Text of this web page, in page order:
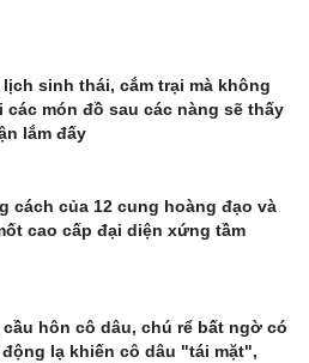
sinh thái, cắm trại mà không
các món đồ sau các nàng sẽ thấy
lắm đấy
cách của 12 cung hoàng đạo và
cao cấp đại diện xứng tầm
hôn cô dâu, chú rể bất ngờ có
lạ khiến cô dâu "tái mặt",